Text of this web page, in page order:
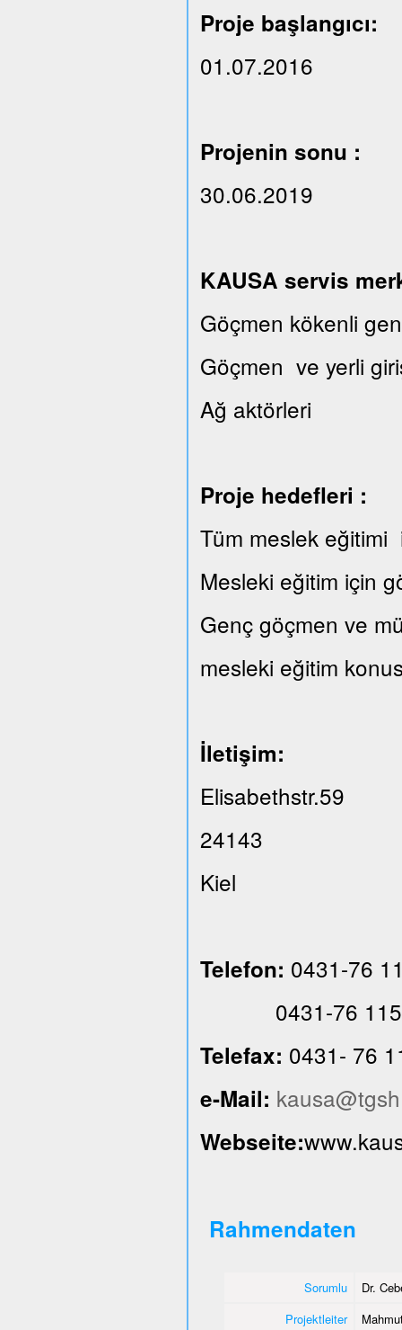
Proje başlangıcı:
01.07.2016
Projenin sonu :
30.06.2019
KAUSA servis
Göçmen kökenli
Göçmen ve yerli
Ağ aktörleri
Proje hedefleri :
Tüm meslek eğitimi
Mesleki eğitim için
Genç göçmen ve
mesleki eğitim
İletişim:
Elisabethstr.59
24143
Kiel
Telefon: 0431-76
0431-76 115
Telefax: 0431- 76
e-Mail:
Webseite:
Rahmendaten
Sorumlu
Dr.
Projektleiter